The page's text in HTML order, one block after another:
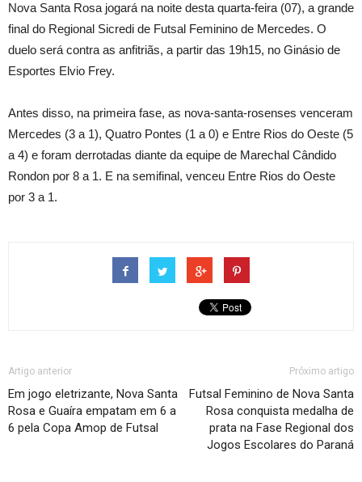
Nova Santa Rosa jogará na noite desta quarta-feira (07), a grande
final do Regional Sicredi de Futsal Feminino de Mercedes. O
duelo será contra as anfitriãs, a partir das 19h15, no Ginásio de
Esportes Elvio Frey.
Antes disso, na primeira fase, as nova-santa-rosenses venceram
Mercedes (3 a 1), Quatro Pontes (1 a 0) e Entre Rios do Oeste (5
a 4) e foram derrotadas diante da equipe de Marechal Cândido
Rondon por 8 a 1. E na semifinal, venceu Entre Rios do Oeste
por 3 a 1.
Artigo anterior
Em jogo eletrizante, Nova Santa
Rosa e Guaíra empatam em 6 a
6 pela Copa Amop de Futsal
Próximo artigo
Futsal Feminino de Nova Santa
Rosa conquista medalha de
prata na Fase Regional dos
Jogos Escolares do Paraná